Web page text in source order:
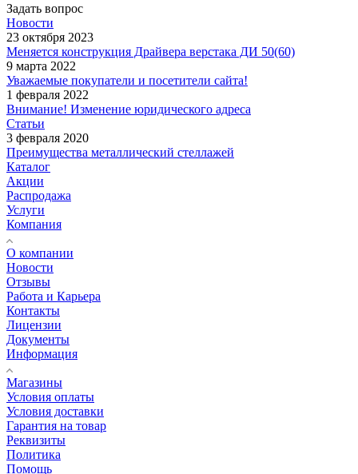
Задать вопрос
Новости
23 октября 2023
Меняется конструкция Драйвера верстака ДИ 50(60)
9 марта 2022
Уважаемые покупатели и посетители сайта!
1 февраля 2022
Внимание! Изменение юридического адреса
Статьи
3 февраля 2020
Преимущества металлический стеллажей
Каталог
Акции
Распродажа
Услуги
Компания
О компании
Новости
Отзывы
Работа и Карьера
Контакты
Лицензии
Документы
Информация
Магазины
Условия оплаты
Условия доставки
Гарантия на товар
Реквизиты
Политика
Помощь